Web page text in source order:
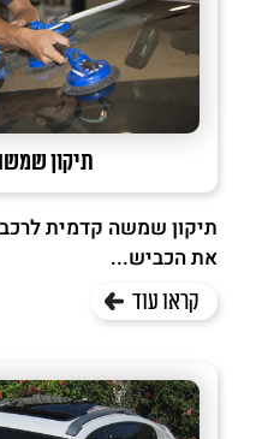
תיקון
תיקון שמשה קדמית
את הכביש...
קראו עוד